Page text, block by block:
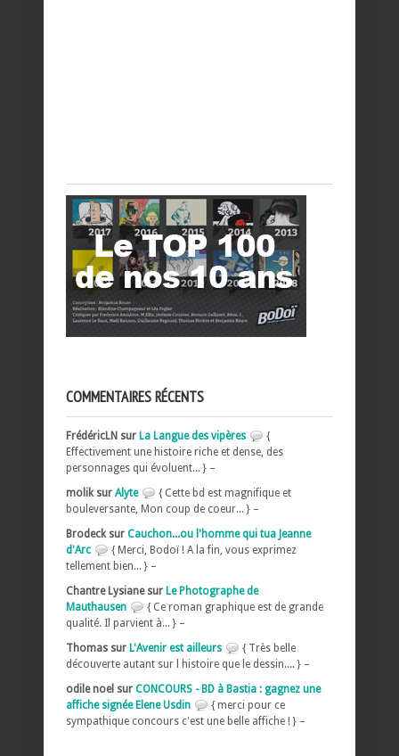
COMMENTAIRES RÉCENTS
FrédéricLN sur La Langue des vipères
{
Effectivement une histoire riche et dense, des
personnages qui évoluent... } –
molik sur Alyte
{ Cette bd est magnifique et
bouleversante, Mon coup de coeur... } –
Brodeck sur Cauchon...ou l'homme qui tua Jeanne
d'Arc
{ Merci, Bodoï ! A la fin, vous exprimez
tellement bien... } –
Chantre Lysiane sur Le Photographe de
Mauthausen
{ Ce roman graphique est de grande
qualité. Il parvient à... } –
Thomas sur L'Avenir est ailleurs
{ Très belle
découverte autant sur l histoire que le dessin.... } –
odile noel sur CONCOURS - BD à Bastia : gagnez une
affiche signée Elene Usdin
{ merci pour ce
sympathique concours c'est une belle affiche ! } –